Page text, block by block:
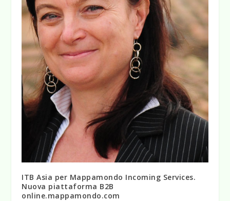
ITB Asia per Mappamondo Incoming Services.
Nuova piattaforma B2B
online.mappamondo.com